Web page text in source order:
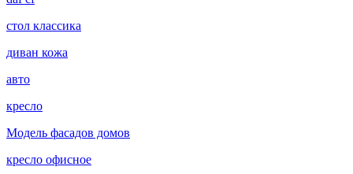
стол классика
диван кожа
авто
кресло
Модель фасадов домов
кресло офисное